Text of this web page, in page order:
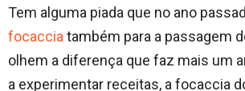
Tem alguma piada que no ano
focaccia também para a passagem
olhem a diferença que faz mais um
a experimentar receitas, a focaccia